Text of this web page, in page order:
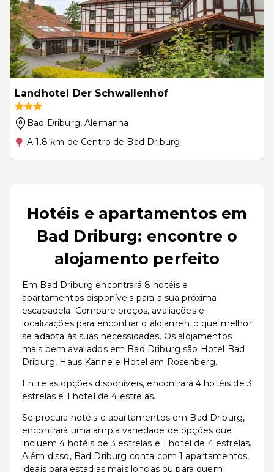
Landhotel Der Schwallenhof
Bad Driburg, Alemanha
A 1.8 km de Centro de Bad Driburg
Hotéis e apartamentos em
Bad Driburg: encontre o
alojamento perfeito
Em Bad Driburg encontrará 8 hotéis e
apartamentos disponíveis para a sua próxima
escapadela. Compare preços, avaliações e
localizações para encontrar o alojamento que melhor
se adapta às suas necessidades. Os alojamentos
mais bem avaliados em Bad Driburg são Hotel Bad
Driburg, Haus Kanne e Hotel am Rosenberg.
Entre as opções disponíveis, encontrará 4 hotéis de 3
estrelas e 1 hotel de 4 estrelas.
Se procura hotéis e apartamentos em Bad Driburg,
encontrará uma ampla variedade de opções que
incluem 4 hotéis de 3 estrelas e 1 hotel de 4 estrelas.
Além disso, Bad Driburg conta com 1 apartamentos,
ideais para estadias mais longas ou para quem